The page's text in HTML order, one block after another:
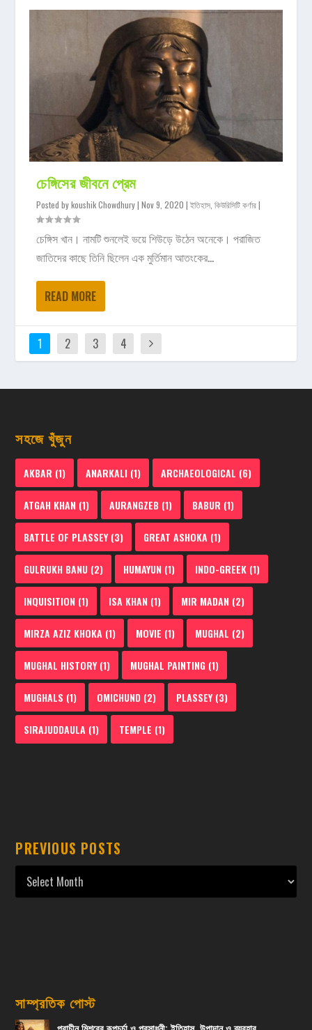
চেঙ্গিসের জীবনে প্রেম
Posted bykoushik Chowdhury|Nov 9, 2020 |ইতিহাস ,কিউরিসিটি কর্ণার|
চেঙ্গিস খান। নামটি শুনলেই ভয়ে শিউড়ে উঠেন অনেকে। পরাজিত
জাতিদের কাছে তিনি ছিলেন এক মুর্তিমান আতংকের...
READ MORE
1 2 3 4
সহজে খুঁজুন
AKBAR (1) ANARKALI (1) ARCHAEOLOGICAL (6)
ATGAH KHAN (1) AURANGZEB (1) BABUR (1)
BATTLE OF PLASSEY(3) GREAT ASHOKA (1)
GULRUKH BANU (2) HUMAYUN (1) INDO-GREEK (1)
INQUISITION (1) ISA KHAN (1) MIR MADAN (2)
MIRZA AZIZ KHOKA (1) MOVIE (1) MUGHAL (2)
MUGHAL HISTORY(1) MUGHAL PAINTING (1)
MUGHALS (1) OMICHUND (2) PLASSEY(3)
SIRAJUDDAULA (1) TEMPLE (1)
PREVIOUS POSTS
সাম্প্রতিক পোস্ট